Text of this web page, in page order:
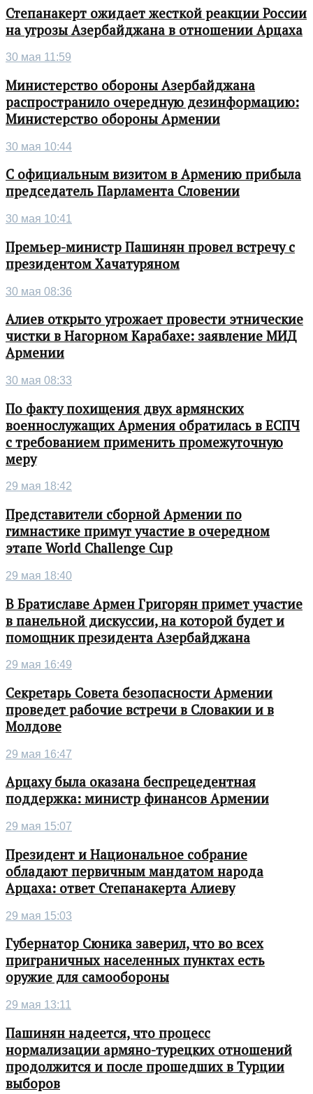
Степанакерт ожидает жесткой реакции России
на угрозы Азербайджана в отношении Арцаха
30 мая 11:59
Министерство обороны Азербайджана
распространило очередную дезинформацию:
Министерство обороны Армении
30 мая 10:44
С официальным визитом в Армению прибыла
председатель Парламента Словении
30 мая 10:41
Премьер-министр Пашинян провел встречу с
президентом Хачатуряном
30 мая 08:36
Алиев открыто угрожает провести этнические
чистки в Нагорном Карабахе: заявление МИД
Армении
30 мая 08:33
По факту похищения двух армянских
военнослужащих Армения обратилась в ЕСПЧ
с требованием применить промежуточную
меру
29 мая 18:42
Представители сборной Армении по
гимнастике примут участие в очередном
этапе World Challenge Cup
29 мая 18:40
В Братиславе Армен Григорян примет участие
в панельной дискуссии, на которой будет и
помощник президента Азербайджана
29 мая 16:49
Секретарь Совета безопасности Армении
проведет рабочие встречи в Словакии и в
Молдове
29 мая 16:47
Арцаху была оказана беспрецедентная
поддержка: министр финансов Армении
29 мая 15:07
Президент и Национальное собрание
обладают первичным мандатом народа
Арцаха: ответ Степанакерта Алиеву
29 мая 15:03
Губернатор Сюника заверил, что во всех
приграничных населенных пунктах есть
оружие для самообороны
29 мая 13:11
Пашинян надеется, что процесс
нормализации армяно-турецких отношений
продолжится и после прошедших в Турции
выборов